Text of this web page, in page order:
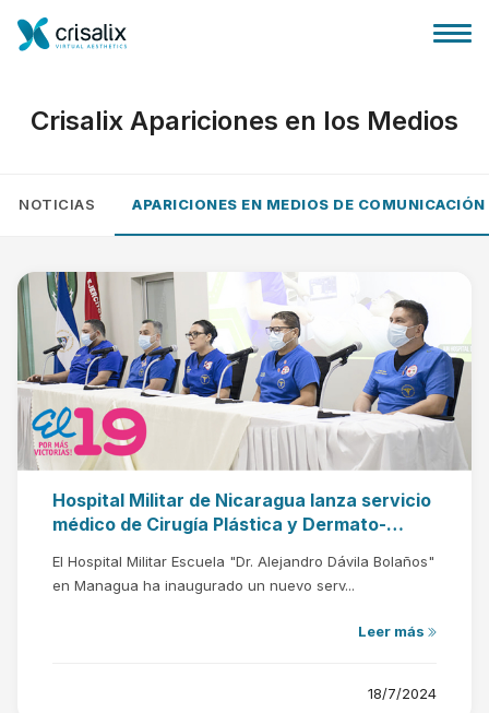
Plataforma 3D de negocio
Planes y Precios
Reseñas de pacientes
Crisalix Apariciones en los Medios
NOTICIAS APARICIONES EN MEDIOS DE COMUNICACIÓN
Hospital Militar de Nicaragua lanza servicio
médico de Cirugía Plástica y Dermato-
El Hospital Militar Escuela "Dr. Alejandro Dávila Bolaños"
en Managua ha inaugurado un nuevo serv...
Leer más
18/7/2024